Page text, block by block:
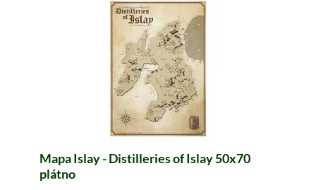
Mapa Islay - Distilleries of Islay 50x70
plátno